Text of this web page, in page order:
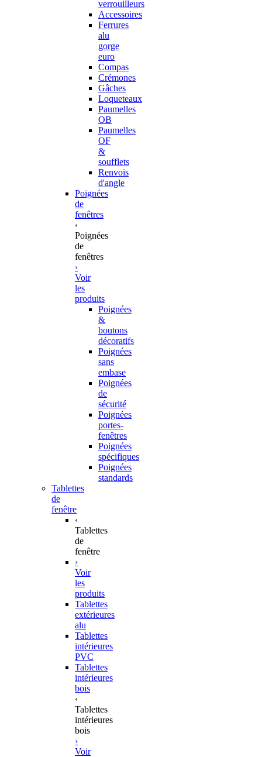
verrouilleurs
Accessoires
Ferrures
alu
gorge
euro
Compas
Crémones
Gâches
Loqueteaux
Paumelles
OB
Paumelles
OF
&
soufflets
Renvois
d'angle
Poignées
de
fenêtres
‹
Poignées
de
fenêtres
›
Voir
les
produits
Poignées
&
boutons
décoratifs
Poignées
sans
embase
Poignées
de
sécurité
Poignées
portes-
fenêtres
Poignées
spécifiques
Poignées
standards
Tablettes
de
fenêtre
‹
Tablettes
de
fenêtre
›
Voir
les
produits
Tablettes
extérieures
alu
Tablettes
intérieures
PVC
Tablettes
intérieures
bois
‹
Tablettes
intérieures
bois
›
Voir